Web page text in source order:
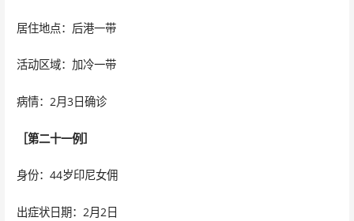
居住地点：后港一带
活动区域：加冷一带
病情：2月3日确诊
［第二十一例］
身份：44岁印尼女佣
出症状日期：2月2日